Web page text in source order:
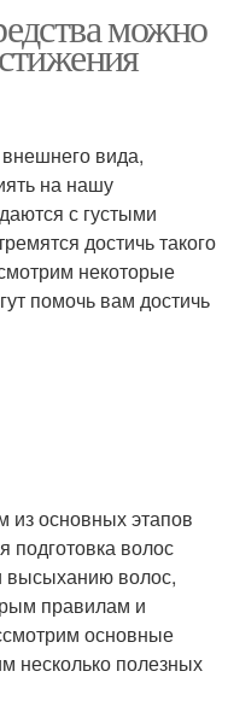
можно
вида,
на нашу
с густыми
достичь такого
некоторые
помочь вам достичь
из основных этапов
подготовка волос
высыханию волос,
правилам и
основные
несколько полезных